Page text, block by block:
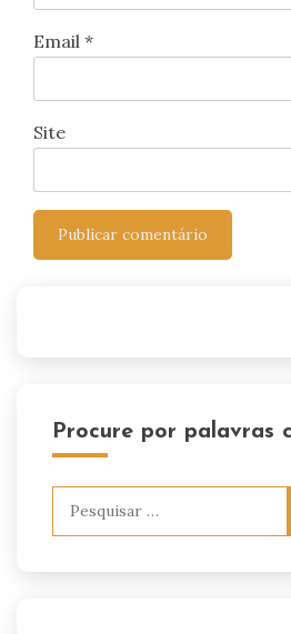
Email *
Site
Procure por palavras